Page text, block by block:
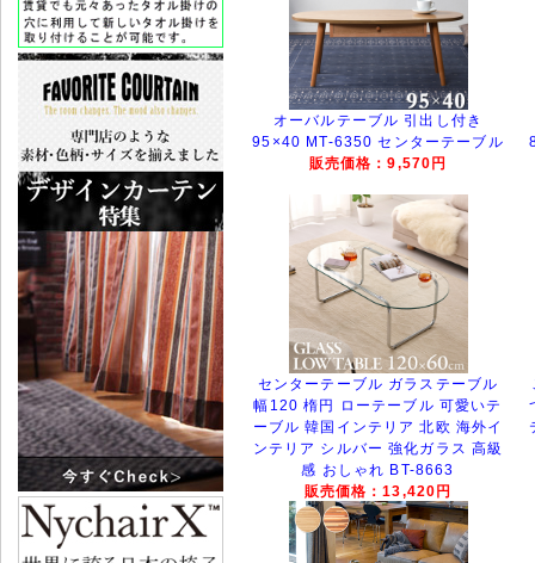
オーバルテーブル 引出し付き
95×40 MT-6350 センターテーブル
販売価格：9,570円
センターテーブル ガラステーブル
幅120 楕円 ローテーブル 可愛いテ
ーブル 韓国インテリア 北欧 海外イ
ンテリア シルバー 強化ガラス 高級
感 おしゃれ BT-8663
販売価格：13,420円